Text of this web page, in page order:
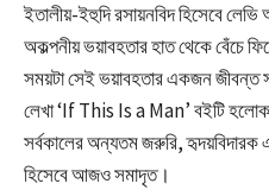
ইতালীয়-ইহুদি রসায়নবিদ হিসেবে
অকল্পনীয় ভয়াবহতার হাত থেকে বেঁচে
সময়টা সেই ভয়াবহতার একজন জীবন্ত
লেখা ‘If This Is a Man’ বইটি
সর্বকালের অন্যতম জরুরি, হৃদয়বিদারক
হিসেবে আজও সমাদৃত।